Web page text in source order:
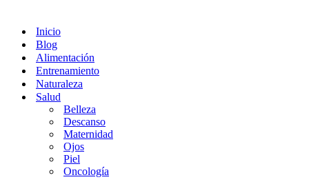
Inicio
Blog
Alimentación
Entrenamiento
Naturaleza
Salud
Belleza
Descanso
Maternidad
Ojos
Piel
Oncología